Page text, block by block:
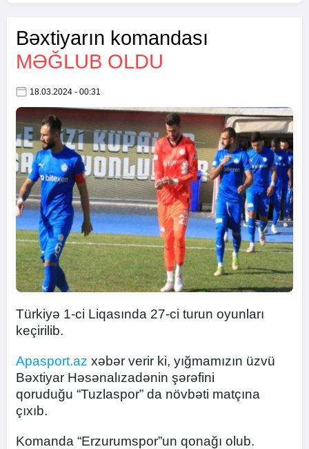
Bəxtiyarın komandası
MƏĞLUB OLDU
18.03.2024 - 00:31
Türkiyə 1-ci Liqasında 27-ci turun oyunları
keçirilib.
Apasport.az xəbər verir ki, yığmamızın üzvü
Bəxtiyar Həsənalızadənin şərəfini
qoruduğu “Tuzlaspor” da növbəti matçına
çıxıb.
Komanda “Erzurumspor”un qonağı olub.